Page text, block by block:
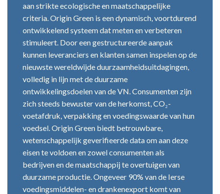
aan strikte ecologische en maatschappelijke
criteria. Origin Green is een dynamisch, voortdurend
ontwikkelend systeem dat meten en verbeteren
stimuleert. Door een gestructureerde aanpak
kunnen leveranciers en klanten samen inspelen op de
nieuwste wereldwijde duurzaamheidsuitdagingen,
volledig in lijn met de duurzame
ontwikkelingsdoelen van de VN. Consumenten zijn
zich steeds bewuster van de herkomst, CO₂-
voetafdruk, verpakking en voedingswaarde van hun
voedsel. Origin Green biedt betrouwbare,
wetenschappelijk geverifieerde data om aan deze
eisen te voldoen en zowel consumenten als
bedrijven en de maatschappij te overtuigen van
duurzame productie. Ongeveer 90% van de Ierse
voedingsmiddelen- en drankenexport komt van